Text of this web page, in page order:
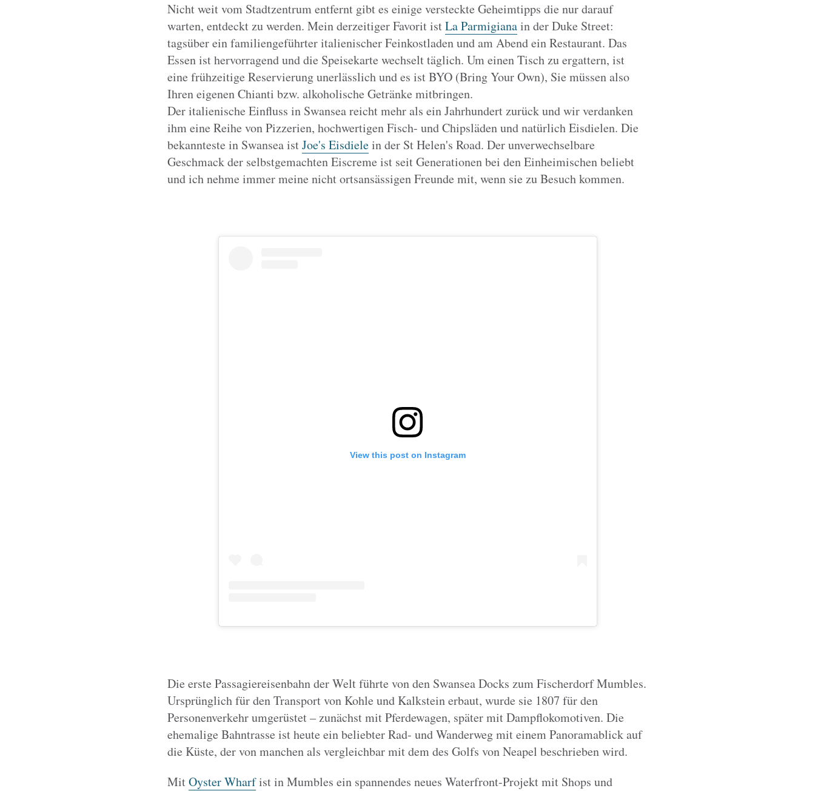
Nicht weit vom Stadtzentrum entfernt gibt es einige versteckte Geheimtipps die nur darauf
warten, entdeckt zu werden. Mein derzeitiger Favorit istLa Parmigianain der Duke Street:
tagsüber ein familiengeführter italienischer Feinkostladen und am Abend ein Restaurant. Das
Essen ist hervorragend und die Speisekarte wechselt täglich. Um einen Tisch zu ergattern, ist
eine frühzeitige Reservierung unerlässlich und es ist BYO (Bring Your Own), Sie müssen also
Ihren eigenen Chianti bzw. alkoholische Getränke mitbringen.
Der italienische Einfluss in Swansea reicht mehr als ein Jahrhundert zurück und wir verdanken
ihm eine Reihe von Pizzerien, hochwertigen Fisch- und Chipsläden und natürlich Eisdielen. Die
bekannteste in Swansea istJoe's Eisdielein der St Helen's Road. Der unverwechselbare
Geschmack der selbstgemachten Eiscreme ist seit Generationen bei den Einheimischen beliebt
und ich nehme immer meine nicht ortsansässigen Freunde mit, wenn sie zu Besuch kommen.
View this post on Instagram
Die erste Passagiereisenbahn der Welt führte von den Swansea Docks zum Fischerdorf Mumbles.
Ursprünglich für den Transport von Kohle und Kalkstein erbaut, wurde sie 1807 für den
Personenverkehr umgerüstet – zunächst mit Pferdewagen, später mit Dampflokomotiven. Die
ehemalige Bahntrasse ist heute ein beliebter Rad- und Wanderweg mit einem Panoramablick auf
die Küste, der von manchen als vergleichbar mit dem des Golfs von Neapel beschrieben wird.
MitOyster Wharfist in Mumbles ein spannendes neues Waterfront-Projekt mit Shops und